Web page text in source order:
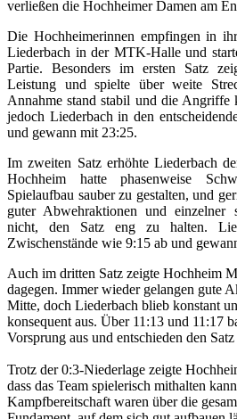
verließen die Hochheimer Damen am
Die Hochheimerinnen empfingen in
Liederbach in der MTK‑Halle und
Partie. Besonders im ersten Satz
Leistung und spielte über weite
Annahme stand stabil und die Angriffe
jedoch Liederbach in den
und gewann mit 23:25.
Im zweiten Satz erhöhte Liederbach
Hochheim hatte phasenweise
Spielaufbau sauber zu gestalten, und
guter Abwehraktionen und einzelner
nicht, den Satz eng zu halten.
Zwischenstände wie 9:15 ab und
Auch im dritten Satz zeigte Hochheim
dagegen. Immer wieder gelangen gute
Mitte, doch Liederbach blieb konstant
konsequent aus. Über 11:13 und 11:17
Vorsprung aus und entschieden den
Trotz der 0:3‑Niederlage zeigte
dass das Team spielerisch mithalten
Kampfbereitschaft waren über die